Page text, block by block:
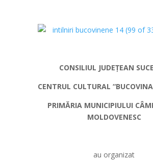
CONSILIUL JUDEȚEAN
CENTRUL CULTURAL
PRIMĂRIA MUNICIPIULUI
MOLDOVENESC
au organizat